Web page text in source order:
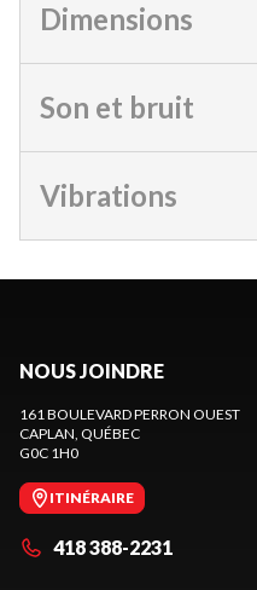
Dimensions
Son et bruit
Vibrations
NOUS JOINDRE
161 BOULEVARD PERRON OUEST
CAPLAN, QUÉBEC
G0C 1H0
ITINÉRAIRE
418 388-2231